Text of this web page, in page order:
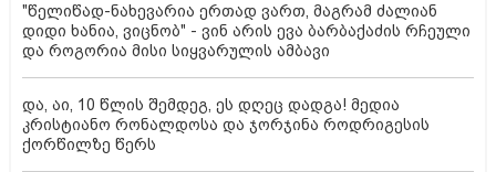
"წელიწად-ნახევარია ერთად ვართ, მაგრამ ძალიან
დიდი ხანია, ვიცნობ" - ვინ არის ევა ბარბაქაძის რჩეული
და როგორია მისი სიყვარულის ამბავი
და, აი, 10 წლის შემდეგ, ეს დღეც დადგა! მედია
კრისტიანო რონალდოსა და ჯორჯინა როდრიგესის
ქორწილზე წერს